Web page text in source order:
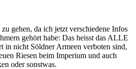
gehen, da ich jetzt verschiedene Infos
gehört habe: Das heisst das ALLE
in nicht Söldner Armeen verboten sind,
Riesen beim Imperium und auch
oder sonstwas.